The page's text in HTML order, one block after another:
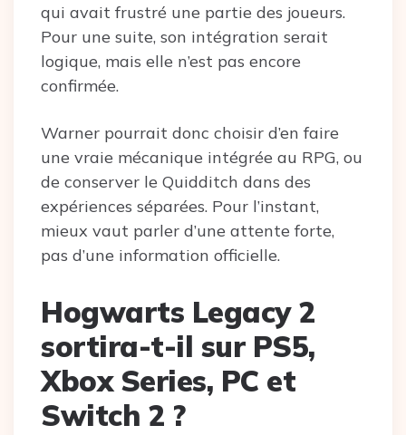
qui avait frustré une partie des joueurs.
Pour une suite, son intégration serait
logique, mais elle n’est pas encore
confirmée.
Warner pourrait donc choisir d’en faire
une vraie mécanique intégrée au RPG, ou
de conserver le Quidditch dans des
expériences séparées. Pour l’instant,
mieux vaut parler d’une attente forte,
pas d’une information officielle.
Hogwarts Legacy 2
sortira-t-il sur PS5,
Xbox Series, PC et
Switch 2 ?